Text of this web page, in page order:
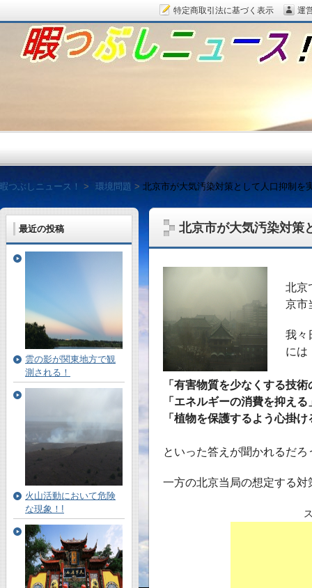
北京市が大気汚染対策
北京
京市
我々
には
「有害物質を少なくする技術
「エネルギーの消費を抑える
「植物を保護するよう心掛け
といった答えが聞かれるだろ
一方の北京当局の想定する
最近の投稿
雲の影が関東地方で観
測される！
火山活動において危険
な現象！!
暇つぶしニュース！ 環境問題 北京市が大気汚染対策として人口抑制を
暇つぶしニュース！
毎日面白い話題をピッ
特定商取引法に基づく表示 運